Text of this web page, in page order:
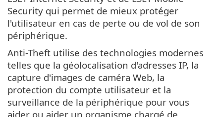
Security qui permet de mieux protéger
l'utilisateur en cas de perte ou de vol de son
périphérique.
Anti-Theft utilise des technologies modernes
telles que la géolocalisation d'adresses IP, la
capture d'images de caméra Web, la
protection du compte utilisateur et la
surveillance de la périphérique pour vous
aider ou aider un organisme chargé de